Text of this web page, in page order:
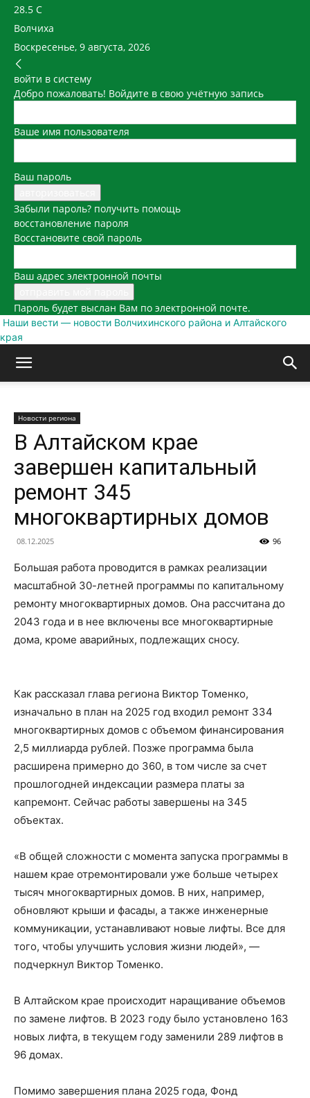
28.5 C
Волчиха
Воскресенье, 9 августа, 2026
войти в систему
Добро пожаловать! Войдите в свою учётную запись
Ваше имя пользователя
Ваш пароль
Забыли пароль? получить помощь
восстановление пароля
Восстановите свой пароль
Ваш адрес электронной почты
Пароль будет выслан Вам по электронной почте.
Наши вести — новости Волчихинского района и Алтайского
края
Новости региона
В Алтайском крае
завершен капитальный
ремонт 345
многоквартирных домов
08.12.2025 96
Большая работа проводится в рамках реализации
масштабной 30-летней программы по капитальному
ремонту многоквартирных домов. Она рассчитана до
2043 года и в нее включены все многоквартирные
дома, кроме аварийных, подлежащих сносу.
Как рассказал глава региона Виктор Томенко,
изначально в план на 2025 год входил ремонт 334
многоквартирных домов с объемом финансирования
2,5 миллиарда рублей. Позже программа была
расширена примерно до 360, в том числе за счет
прошлогодней индексации размера платы за
капремонт. Сейчас работы завершены на 345
объектах.
«В общей сложности с момента запуска программы в
нашем крае отремонтировали уже больше четырех
тысяч многоквартирных домов. В них, например,
обновляют крыши и фасады, а также инженерные
коммуникации, устанавливают новые лифты. Все для
того, чтобы улучшить условия жизни людей», —
подчеркнул Виктор Томенко.
В Алтайском крае происходит наращивание объемов
по замене лифтов. В 2023 году было установлено 163
новых лифта, в текущем году заменили 289 лифтов в
96 домах.
Помимо завершения плана 2025 года, Фонд